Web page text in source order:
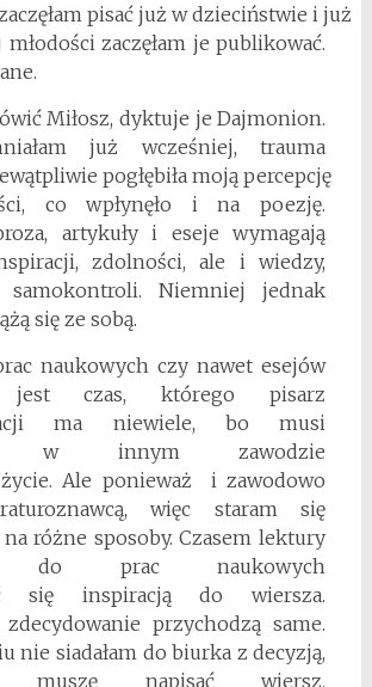
pisać już w dzieciństwie i już
zaczęłam je publikować.
Miłosz, dyktuje je Dajmonion.
już wcześniej, trauma
pogłębiła moją percepcję
co wpłynęło i na poezję.
artykuły i eseje wymagają
zdolności, ale i wiedzy,
samokontroli. Niemniej jednak
się ze sobą.
naukowych czy nawet esejów
jest czas, którego pisarz
ma niewiele, bo musi
w innym zawodzie
życie. Ale ponieważ i zawodowo
więc staram się
różne sposoby. Czasem lektury
do prac naukowych
się inspiracją do wiersza.
przychodzą same.
nie siadałam do biurka z decyzją,
napisać wiersz.